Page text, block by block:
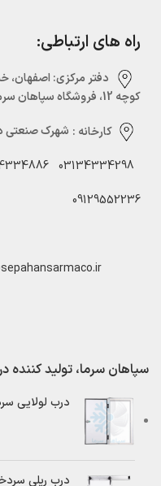
راه های ارتباطی:
دفتر مرکزی:‌ اصفهان،
کوچه 12، فروشگاه سپاهان سرما
کارخانه : شهرک صنعتی
03134334298
09129552236
سپاهان سرما، تولید کننده
درب لولایی
درب ریلی